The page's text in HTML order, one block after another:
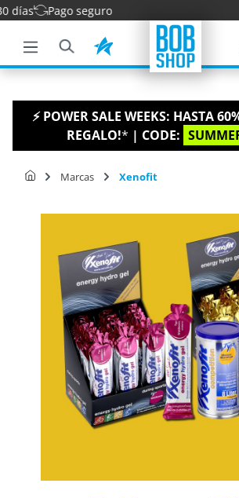
principal
seguro
⚡ POWER SALE WEEKS: HASTA
REGALO!* | CODE:
Marcas Xenofit